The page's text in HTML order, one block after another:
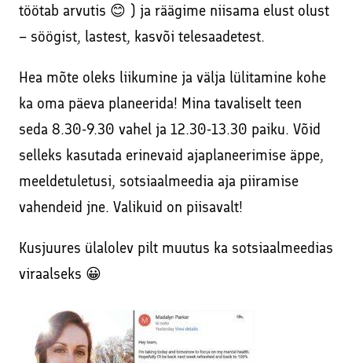
töötab arvutis 😊 ) ja räägime niisama elust olust
– söögist, lastest, kasvõi telesaadetest.
Hea mõte oleks liikumine ja välja lülitamine kohe
ka oma päeva planeerida! Mina tavaliselt teen
seda 8.30-9.30 vahel ja 12.30-13.30 paiku. Võid
selleks kasutada erinevaid ajaplaneerimise äppe,
meeldetuletusi, sotsiaalmeedia aja piiramise
vahendeid jne. Valikuid on piisavalt!
Kusjuures ülalolev pilt muutus ka sotsiaalmeedias
viraalseks 😀